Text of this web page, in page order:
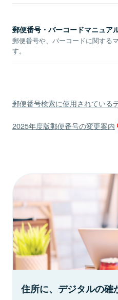
郵便番号・バーコードマニュア
郵便番号や、バーコードに関する
す。
郵便番号検索に使用されている
2025年度版郵便番号の変更案内
住所に、デジタルの確